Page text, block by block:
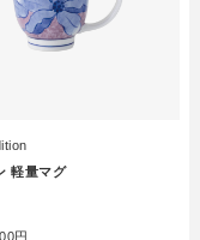
軽量マグ
円